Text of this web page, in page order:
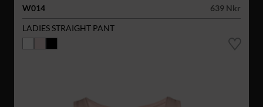
W014
639 Nkr
LADIES STRAIGHT PANT